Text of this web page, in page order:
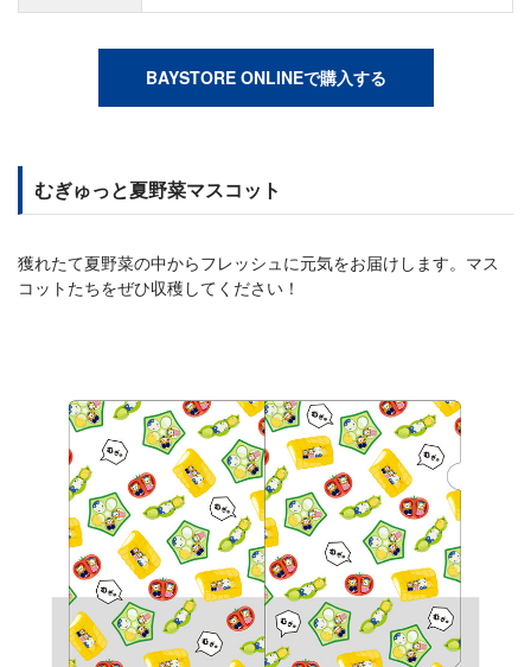
BAYSTORE ONLINEで購入する
むぎゅっと夏野菜マスコット
獲れたて夏野菜の中からフレッシュに元気をお届けします。マス
コットたちをぜひ収穫してください！